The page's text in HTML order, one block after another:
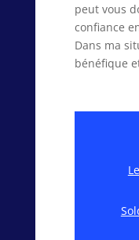
peut vous
confiance
Dans ma
bénéfique